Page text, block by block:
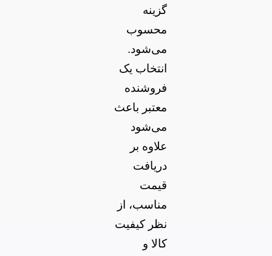
گزینه
محسوب
می‌شود.
انتخاب یک
فروشنده
معتبر باعث
می‌شود
علاوه بر
دریافت
قیمت
مناسب، از
نظر کیفیت
کالا و